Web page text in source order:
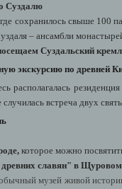
Суздалю
сохранилось свыше 100
– ансамбли
Суздальский
экскурсию по древней
располагалась
встреча двух
которое можно
славян" в
музей живой